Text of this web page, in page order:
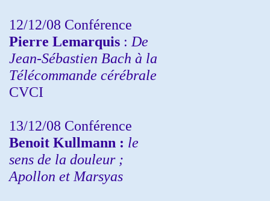
12/12/08 Conférence
Pierre Lemarquis : De
Jean-Sébastien Bach à la
Télécommande cérébrale
CVCI
13/12/08 Conférence
Benoit Kullmann : le
sens de la douleur ;
Apollon et Marsyas